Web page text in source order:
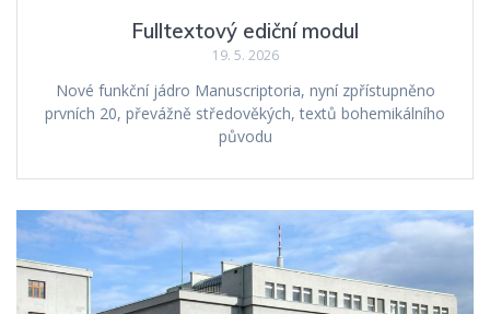
Fulltextový ediční modul
19. 5. 2026
Nové funkční jádro Manuscriptoria, nyní zpřístupněno
prvních 20, převážně středověkých, textů bohemikálního
původu